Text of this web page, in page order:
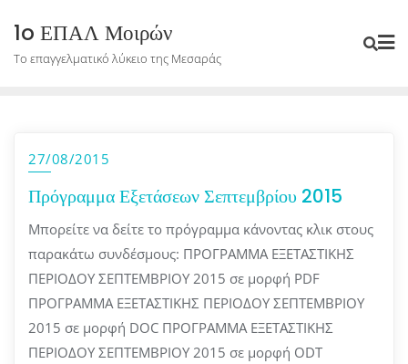
content
1o ΕΠΑΛ Μοιρών
Το επαγγελματικό λύκειο της Μεσαράς
27/08/2015
Πρόγραμμα Εξετάσεων Σεπτεμβρίου 2015
Μπορείτε να δείτε το πρόγραμμα κάνοντας κλικ στους
παρακάτω συνδέσμους: ΠΡΟΓΡΑΜΜΑ ΕΞΕΤΑΣΤΙΚΗΣ
ΠΕΡΙΟΔΟΥ ΣΕΠΤΕΜΒΡΙΟΥ 2015 σε μορφή PDF
ΠΡΟΓΡΑΜΜΑ ΕΞΕΤΑΣΤΙΚΗΣ ΠΕΡΙΟΔΟΥ ΣΕΠΤΕΜΒΡΙΟΥ
2015 σε μορφή DOC ΠΡΟΓΡΑΜΜΑ ΕΞΕΤΑΣΤΙΚΗΣ
ΠΕΡΙΟΔΟΥ ΣΕΠΤΕΜΒΡΙΟΥ 2015 σε μορφή ODT